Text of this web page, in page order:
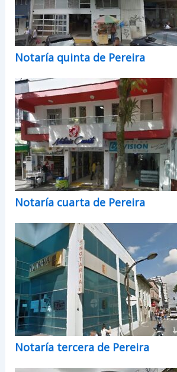
Notaría quinta de Pereira
Notaría cuarta de Pereira
Notaría tercera de Pereira